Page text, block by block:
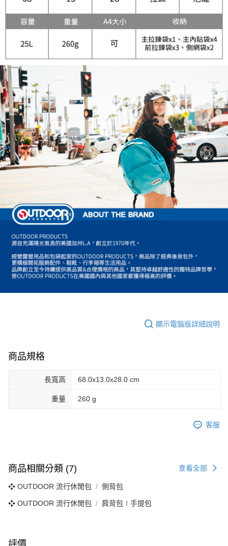
顯示電腦版詳細說明
商品規格
長寬高 68.0x13.0x28.0 cm
重量 260 g
客服
商品相關分類 (7) 查看全部
❖ OUTDOOR 流行休閒包 側背包
❖ OUTDOOR 流行休閒包 肩背包∣手提包